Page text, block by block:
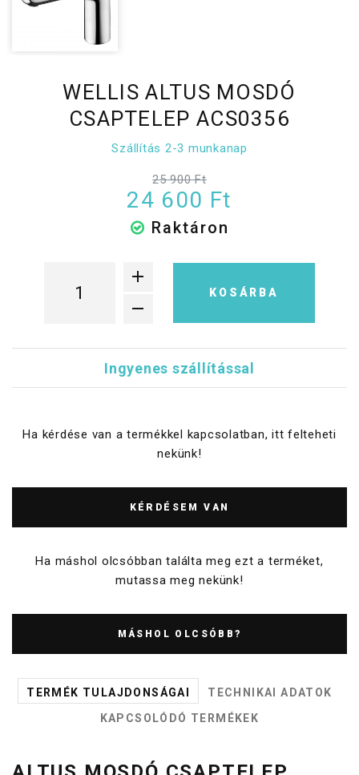
WELLIS ALTUS MOSDÓ
CSAPTELEP ACS0356
Szállítás 2-3 munkanap
25 900 Ft
24 600 Ft
Raktáron
KOSÁRBA
Ingyenes szállítással
Ha kérdése van a termékkel kapcsolatban, itt felteheti
nekünk!
KÉRDÉSEM VAN
Ha máshol olcsóbban találta meg ezt a terméket,
mutassa meg nekünk!
MÁSHOL OLCSÓBB?
TERMÉK TULAJDONSÁGAI
TECHNIKAI ADATOK
KAPCSOLÓDÓ TERMÉKEK